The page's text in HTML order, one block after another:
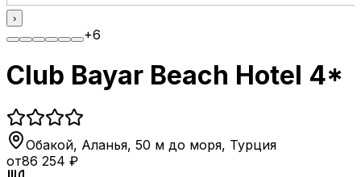
›
+6
Club Bayar Beach Hotel 4*
Обакой, Аланья, 50 м до моря, Турция
от86 254 ₽